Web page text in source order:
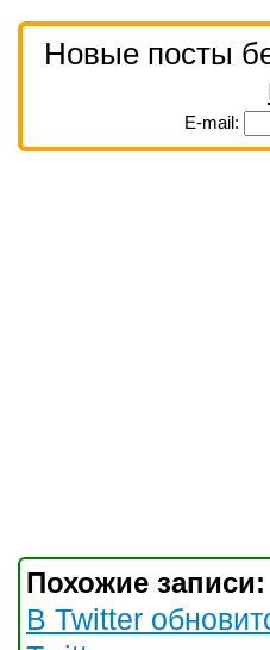
Новые посты
E-mail:
Похожие записи:
В Twitter